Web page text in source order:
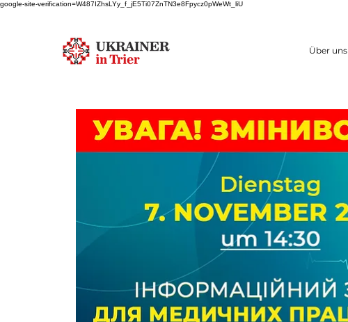
google-site-verification=W487IZhsLYy_f_jE5Ti07ZnTN3e8Fpycz0pWeWt_liU
Über uns